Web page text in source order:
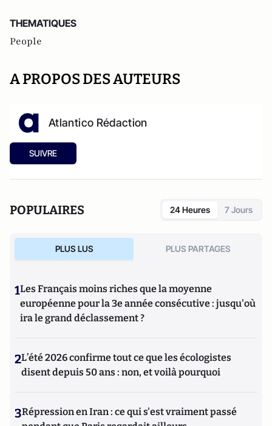
THEMATIQUES
People
A PROPOS DES AUTEURS
Atlantico Rédaction
SUIVRE
POPULAIRES 24 Heures 7 Jours
PLUS LUS PLUS PARTAGES
1Les Français moins riches que la moyenne
européenne pour la 3e année consécutive : jusqu'où
ira le grand déclassement ?
2L’été 2026 confirme tout ce que les écologistes
disent depuis 50 ans : non, et voilà pourquoi
3Répression en Iran : ce qui s'est vraiment passé